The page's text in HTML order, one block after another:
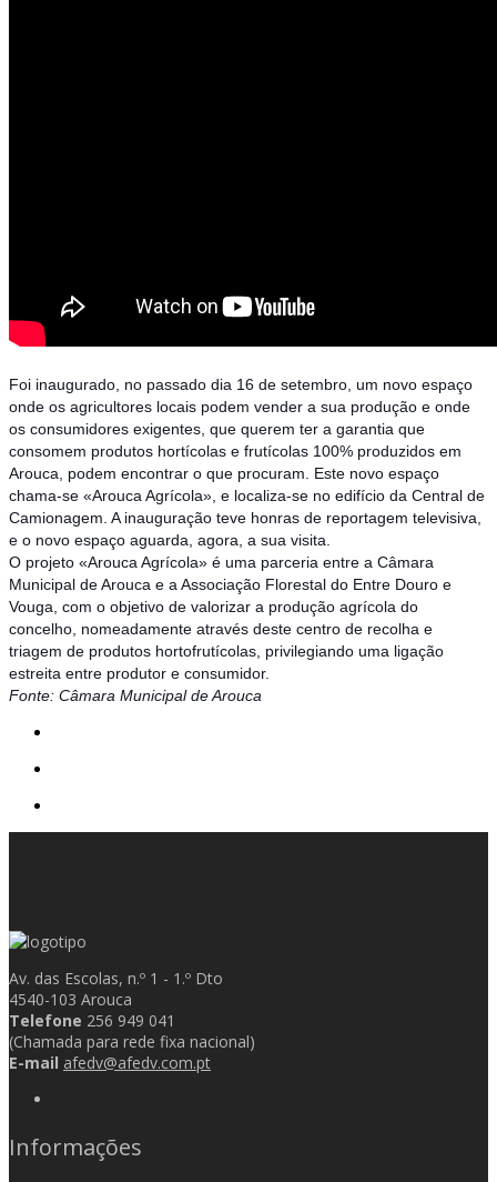
Foi inaugurado, no passado dia 16 de setembro, um novo espaço
onde os agricultores locais podem vender a sua produção e onde
os consumidores exigentes, que querem ter a garantia que
consomem produtos hortícolas e frutícolas 100% produzidos em
Arouca, podem encontrar o que procuram. Este novo espaço
chama-se «Arouca Agrícola», e localiza-se no edifício da Central de
Camionagem. A inauguração teve honras de reportagem televisiva,
e o novo espaço aguarda, agora, a sua visita.
O projeto «Arouca Agrícola» é uma parceria entre a Câmara
Municipal de Arouca e a Associação Florestal do Entre Douro e
Vouga, com o objetivo de valorizar a produção agrícola do
concelho, nomeadamente através deste centro de recolha e
triagem de produtos hortofrutícolas, privilegiando uma ligação
estreita entre produtor e consumidor.
Fonte: Câmara Municipal de Arouca
Av. das Escolas, n.º 1 - 1.º Dto
4540-103 Arouca
Telefone 256 949 041
(Chamada para rede fixa nacional)
E-mail afedv@afedv.com.pt
Informações